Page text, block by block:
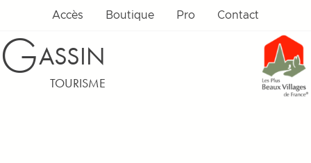
Accès Boutique Pro Contact
GASSIN
TOURISME